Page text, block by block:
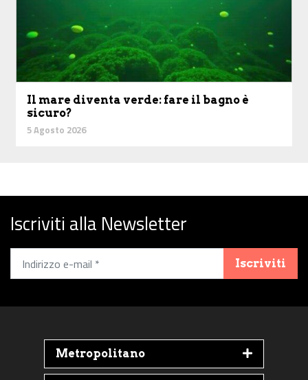
Il mare diventa verde: fare il bagno è
sicuro?
5 Agosto 2026
Iscriviti alla Newsletter
Iscriviti
Metropolitano